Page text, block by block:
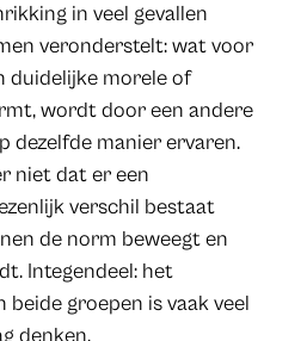
in veel gevallen
veronderstelt: wat voor
duidelijke morele of
wordt door een andere
dezelfde manier ervaren.
niet dat er een
verschil bestaat
de norm beweegt en
Integendeel: het
groepen is vaak veel
denken.